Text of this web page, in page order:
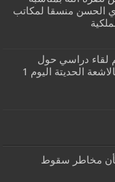
الحسن منسقا لمكاتب
لقاء دراسي حول
مستجدات علاج السرطان بالاشعة الحديتة اليوم 1
مخاطر سقوط